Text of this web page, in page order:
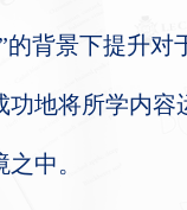
的背景下提升对
功地将所学内容
中。